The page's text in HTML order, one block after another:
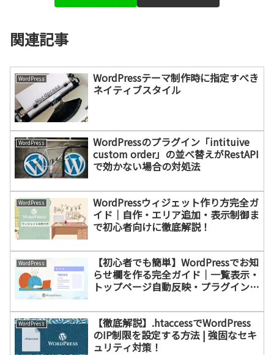
関連記事
WordPress
WordPressテーマ制作時に指定すべき
ネイティブスタイル
WordPress
WordPressのプラグイン「intituive
custom order」の並べ替えがRestAPI
で効かない場合の対処法
WordPress
WordPressウィジェット作り方完全ガ
イド｜自作・エリア追加・表示制御ま
で初心者向けに徹底解説！
WordPress
【初心者でも簡単】WordPressでお知
らせ欄を作る完全ガイド｜一覧表示・
トップページ自動反映・プラグインな
WordPress
【徹底解説】.htaccessでWordPress
のIP制限を設定する方法 | 強固なセキ
ュリティ対策！